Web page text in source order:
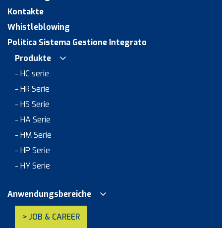
Kontakte
Whistleblowing
Politica Sistema Gestione Integrato
Produkte
- HC serie
- HR Serie
- HS Serie
- HA Serie
- HM Serie
- HP Serie
- HY Serie
Anwendungsbereiche
> JOB & CAREER